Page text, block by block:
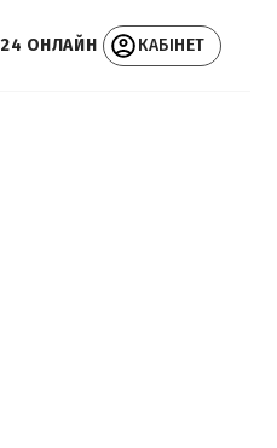
24 ОНЛАЙН КАБІНЕТ